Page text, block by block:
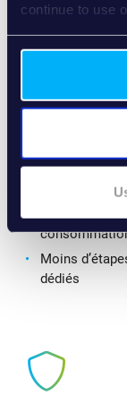
continue to use
De nouvelles
informatiques
Des modèles
Moins
dédiés